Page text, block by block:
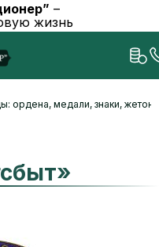
–
жизнь
ордена, медали, знаки,